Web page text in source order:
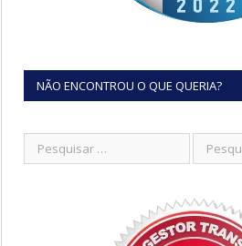
NÃO ENCONTROU O QUE QUERIA?